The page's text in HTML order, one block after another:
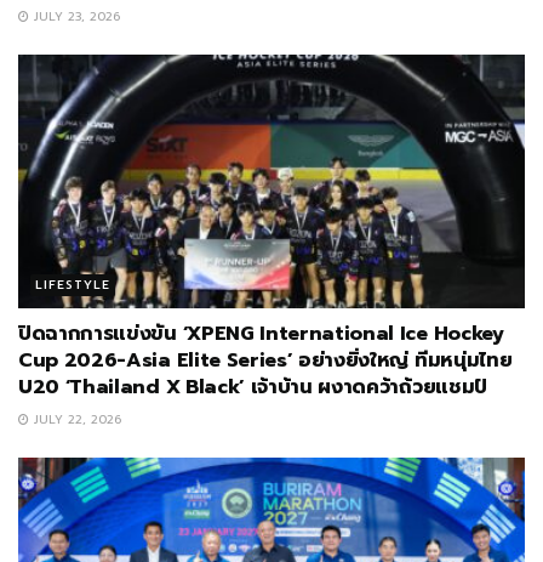
JULY 23, 2026
LIFESTYLE
ปิดฉากการแข่งขัน ‘XPENG International Ice Hockey
Cup 2026-Asia Elite Series’ อย่างยิ่งใหญ่ ทีมหนุ่มไทย
U20 ‘Thailand X Black’ เจ้าบ้าน ผงาดคว้าถ้วยแชมป์
JULY 22, 2026